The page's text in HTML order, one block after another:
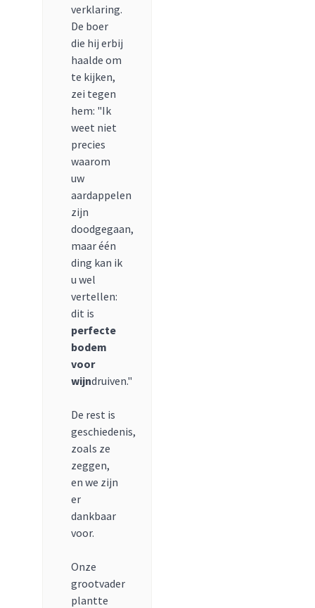
verklaring.
De boer
die hij erbij
haalde om
te kijken,
zei tegen
hem: "Ik
weet niet
precies
waarom
uw
aardappelen
zijn
doodgegaan,
maar één
ding kan ik
u wel
vertellen:
dit is
perfecte
bodem
voor
wijndruiven."
De rest is
geschiedenis,
zoals ze
zeggen,
en we zijn
er
dankbaar
voor.
Onze
grootvader
plantte